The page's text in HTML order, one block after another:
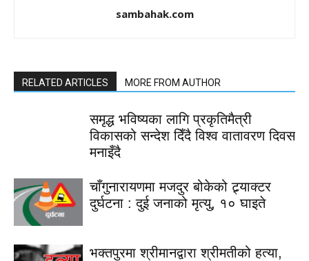
sambahak.com
RELATED ARTICLES MORE FROM AUTHOR
समृद्ध भविष्यका लागि प्रकृतिमैत्री
विकासको सन्देश दिँदै विश्व वातावरण दिवस
मनाइँदै
चाँगुनारायणमा मजदुर बोकेको ट्र्याक्टर
दुर्घटना : दुई जनाको मृत्यु, १० घाइते
भक्तपुरमा श्रीमानद्वारा श्रीमतीको हत्या,